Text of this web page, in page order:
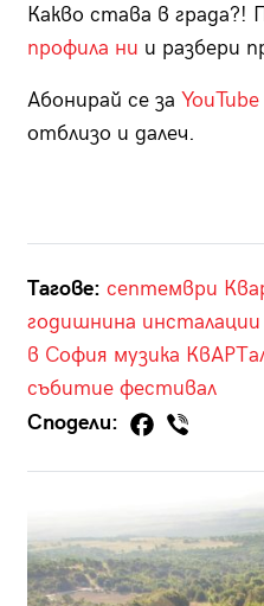
Какво става в града?!
профила ни и разбери
Абонирай се за
отблизо и далеч.
Тагове: септември
годишнина инсталации
в София музика
събитие фестивал
Сподели: